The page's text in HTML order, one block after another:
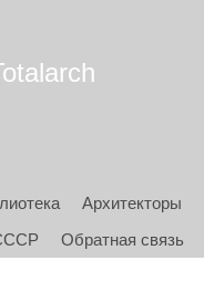
Архитекторы
Обратная связь